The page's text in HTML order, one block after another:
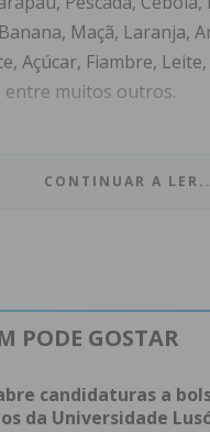
Maçã, Laranja,
Açúcar, Fiambre,
entre muitos outros.
nos 224,63 €; Entre o
%). Entre o dia 30/08/
o mesmo cabaz nos 2
23/02/22 (Início guerra
CONTINUAR A
PODE GOSTAR
candidaturas a
da Universidade